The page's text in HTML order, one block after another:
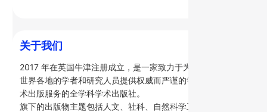
关于我们
2017 年在英国牛津注册成立，是一家致力于为
世界各地的学者和研究人员提供权威而严谨的学
术出版服务的全学科学术出版社。
旗下的出版物主题包括人文、社科、自然科学工